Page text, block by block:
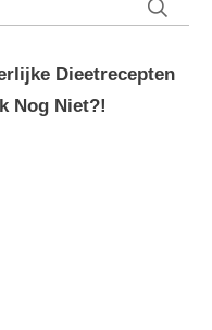
Dieetrecepten
Nog Niet?!